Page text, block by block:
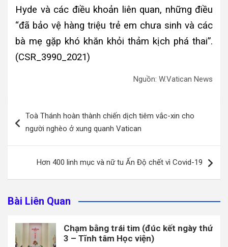
Hyde và các điều khoản liên quan, những điều
“đã bảo vệ hàng triệu trẻ em chưa sinh và các
bà mẹ gặp khó khăn khỏi thảm kịch phá thai”.
(CSR_3990_2021)
Nguồn: W.Vatican News
hướng
Toà Thánh hoàn thành chiến dịch tiêm vắc-xin cho
người nghèo ở xung quanh Vatican
Hơn 400 linh mục và nữ tu Ấn Độ chết vì Covid-19
Bài Liên Quan
Chạm bằng trái tim (đúc kết ngày thứ
3 – Tĩnh tâm Học viện)